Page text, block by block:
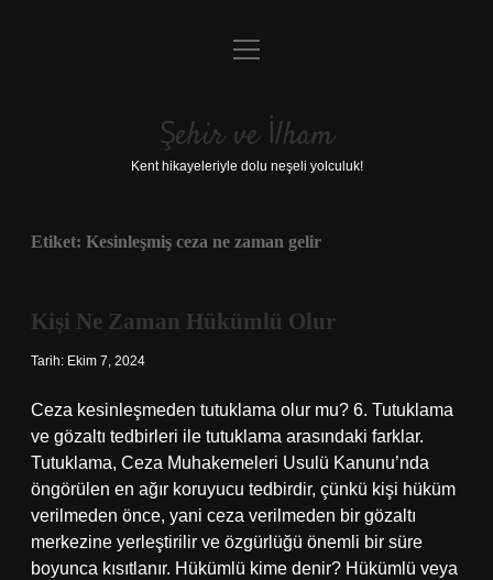
Anasayfa
Yasal Uyarı
menüyü
Şehir ve İlham
Kent hikayeleriyle dolu neşeli yolculuk!
Etiket: Kesinleşmiş ceza ne zaman gelir
Kişi Ne Zaman Hükümlü Olur
Tarih: Ekim 7, 2024
Ceza kesinleşmeden tutuklama olur mu? 6. Tutuklama
ve gözaltı tedbirleri ile tutuklama arasındaki farklar.
Tutuklama, Ceza Muhakemeleri Usulü Kanunu’nda
öngörülen en ağır koruyucu tedbirdir, çünkü kişi hüküm
verilmeden önce, yani ceza verilmeden bir gözaltı
merkezine yerleştirilir ve özgürlüğü önemli bir süre
boyunca kısıtlanır. Hükümlü kime denir? Hükümlü veya